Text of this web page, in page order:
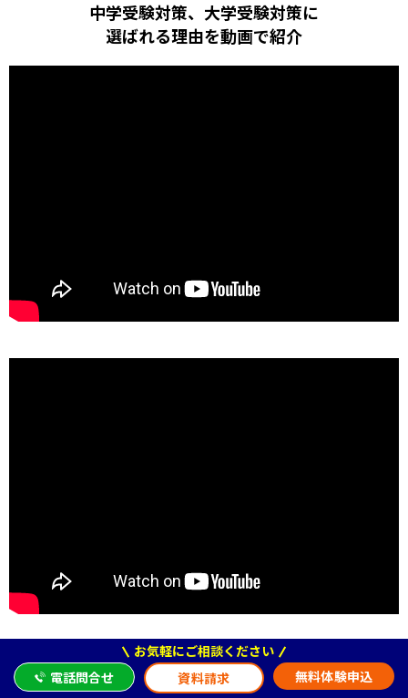
中学受験対策、大学受験対策に
選ばれる理由を動画で紹介
お気軽にご相談ください
電話問合せ
資料請求 無料体験申込